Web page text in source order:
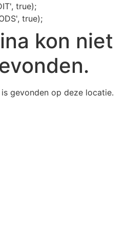
true);
true);
kon niet
gevonden op deze locatie.